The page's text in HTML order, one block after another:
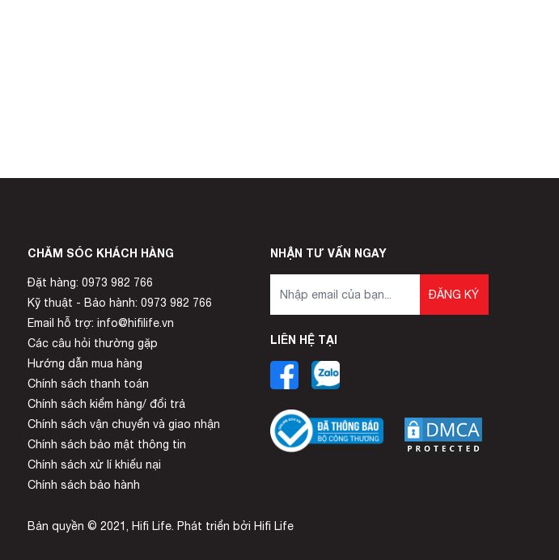
CHĂM SÓC KHÁCH HÀNG
Đặt hàng: 0973 982 766
Kỹ thuật - Bảo hành: 0973 982 766
Email hỗ trợ: info@hifilife.vn
Các câu hỏi thường gặp
Hướng dẫn mua hàng
Chính sách thanh toán
Chính sách kiểm hàng/ đổi trả
Chính sách vận chuyển và giao nhận
Chính sách bảo mật thông tin
Chính sách xử lí khiếu nại
Chính sách bảo hành
NHẬN TƯ VẤN NGAY
ĐĂNG KÝ
LIÊN HỆ TẠI
Bản quyền © 2021, Hifi Life. Phát triển bởi Hifi Life